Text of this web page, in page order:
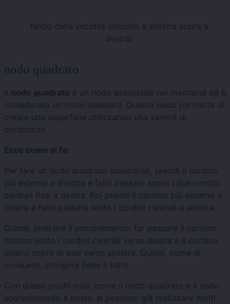
Nodo della vecchia (iniziato a sinistra sopra a
destra)
nodo quadrato
Il nodo quadrato è un nodo essenziale nel macramè ed è
considerato un nodo standard. Questo nodo permette di
creare una superficie utilizzando una varietà di
cordoncini.
Ecco come si fa:
Per fare un nodo quadrato sinistrorso, prendi il cordino
più esterno a sinistra e fallo passare sopra i due cordini
centrali fissi a destra. Poi prendi il cordino più esterno a
destra e fallo passare sotto i cordini centrali a sinistra.
Quindi, invertire il procedimento: far passare il cordino
sinistro sotto i cordini centrali verso destra e il cordino
destro sopra di essi verso sinistra. Quindi, come di
consueto, stringere bene il tutto.
Con questi pochi nodi, come il nodo quadrato e il nodo
scorsoio/nodo a coste, si possono già realizzare molti